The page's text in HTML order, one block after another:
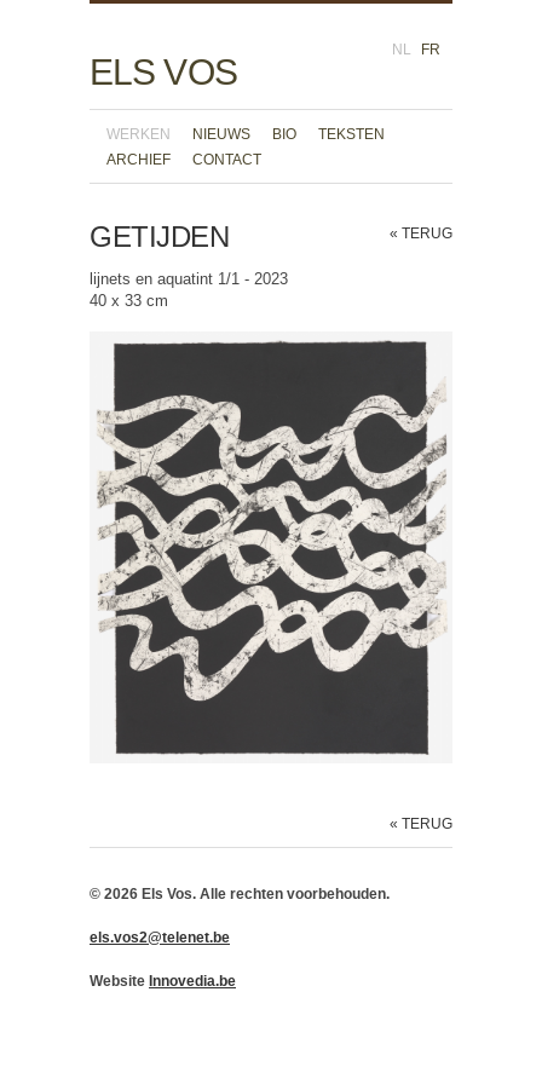
NL FR
ELS VOS
WERKEN NIEUWS BIO
TEKSTEN
ARCHIEF
CONTACT
« TERUG
GETIJDEN
lijnets en aquatint 1/1 - 2023
40 x 33 cm
« TERUG
© 2026 Els Vos. Alle rechten voorbehouden.
els.vos2@telenet.be
Website Innovedia.be